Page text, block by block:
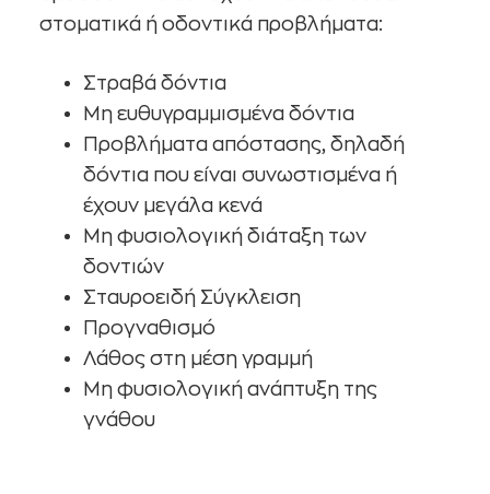
στοματικά ή οδοντικά προβλήματα:
Στραβά δόντια
Μη ευθυγραμμισμένα δόντια
Προβλήματα απόστασης, δηλαδή
δόντια που είναι συνωστισμένα ή
έχουν μεγάλα κενά
Μη φυσιολογική διάταξη των
δοντιών
Σταυροειδή Σύγκλειση
Προγναθισμό
Λάθος στη μέση γραμμή
Μη φυσιολογική ανάπτυξη της
γνάθου